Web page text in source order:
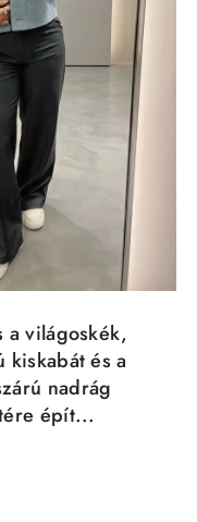
a világoskék,
kiskabát és a
nadrág
épít...